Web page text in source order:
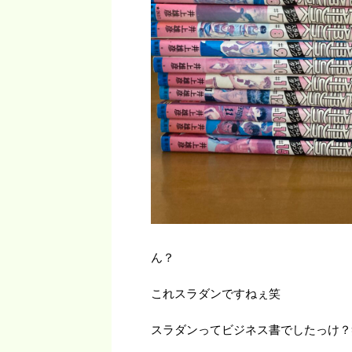
ん？
これスラダンですねぇ笑
スラダンってビジネス書でしたっけ